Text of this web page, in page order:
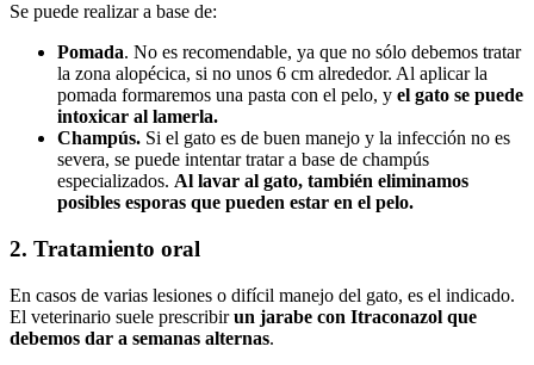
Se puede realizar a base de:
Pomada. No es recomendable, ya que no sólo debemos tratar
la zona alopécica, si no unos 6 cm alrededor. Al aplicar la
pomada formaremos una pasta con el pelo, y el gato se puede
intoxicar al lamerla.
Champús. Si el gato es de buen manejo y la infección no es
severa, se puede intentar tratar a base de champús
especializados. Al lavar al gato, también eliminamos
posibles esporas que pueden estar en el pelo.
2. Tratamiento oral
En casos de varias lesiones o difícil manejo del gato, es el indicado.
El veterinario suele prescribirun jarabe con Itraconazol que
debemos dar a semanas alternas.